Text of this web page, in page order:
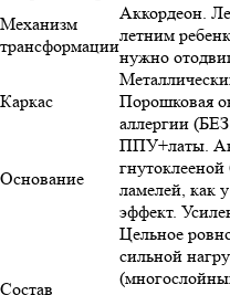
Механизм
трансформации
Аккордеон.
летним
нужно
Каркас
Порошковая
аллергии
Основание
ППУ+латы.
ламелей, как
эффект.
Состав
Цельное
сильной